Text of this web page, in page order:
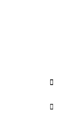
n
e
e